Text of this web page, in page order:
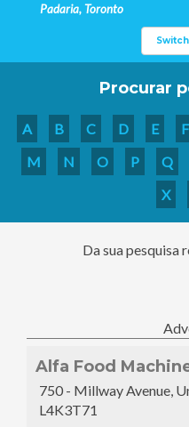
Padaria, Toronto
Procurar
A B C D E F
M
N O P Q
X
Da sua pesquisa
Alfa Food
750 - Millway Avenue,
L4K3T71